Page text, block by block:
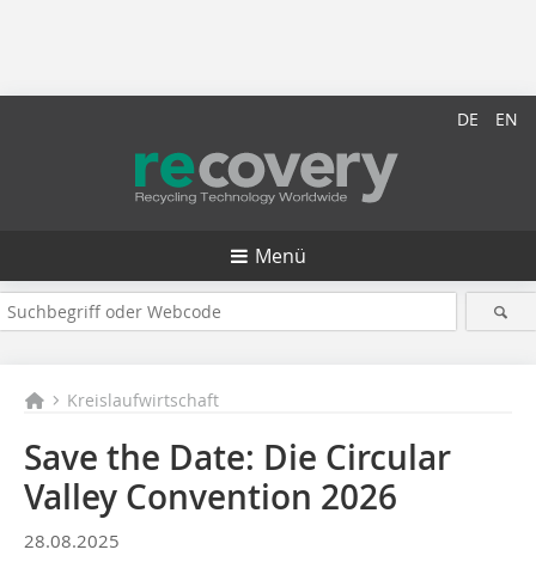
DE EN
Menü
Kreislaufwirtschaft
Save the Date: Die Circular
Valley Convention 2026
28.08.2025